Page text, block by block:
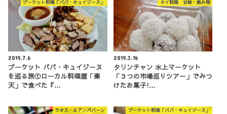
プーケット料理「ババ・キュイジーヌ」
2019.7.6
プーケット ババ・キュイジーヌ
を巡る旅①ローカル料理屋「楽
天」で食べた『…
タイ料理 甘味・飲み物
2019.3.16
タリンチャン 水上マーケット
「３つの市場巡りツアー」でみつ
けたお菓子!…
ラオス・ルアンパバーン プーケット料理「ババ・キュイジーヌ」